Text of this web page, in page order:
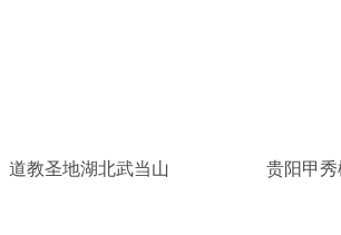
道教圣地湖北武当山 贵阳甲秀